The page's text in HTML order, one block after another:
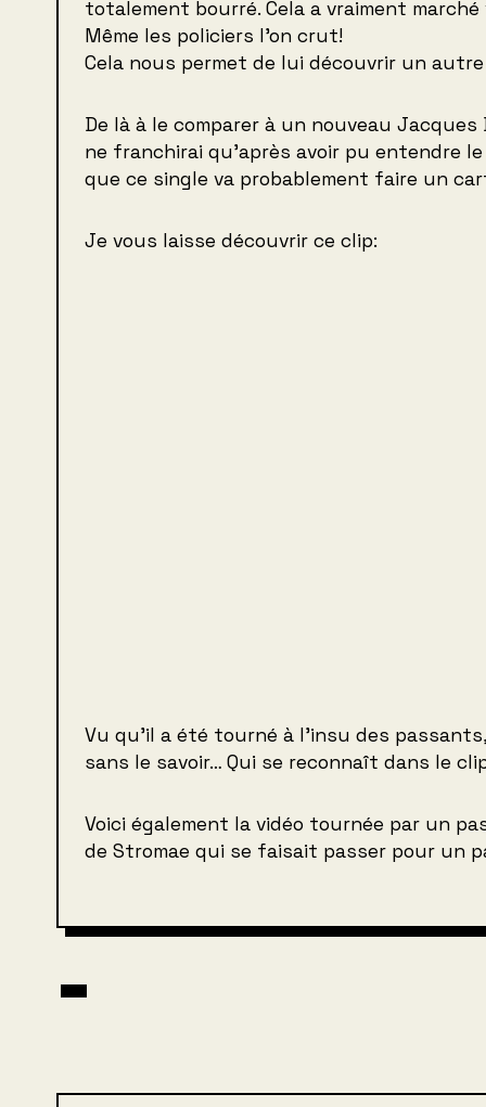
totalement bourré. Cela a vraiment
Même les policiers l’on crut!
Cela nous permet de lui découvrir un
De là à le comparer à un nouveau Jacques
ne franchirai qu’après avoir pu entendre
que ce single va probablement faire un
Je vous laisse découvrir ce clip:
Vu qu’il a été tourné à l’insu des
sans le savoir… Qui se reconnaît dans le
Voici également la vidéo tournée par un
de Stromae qui se faisait passer pour un